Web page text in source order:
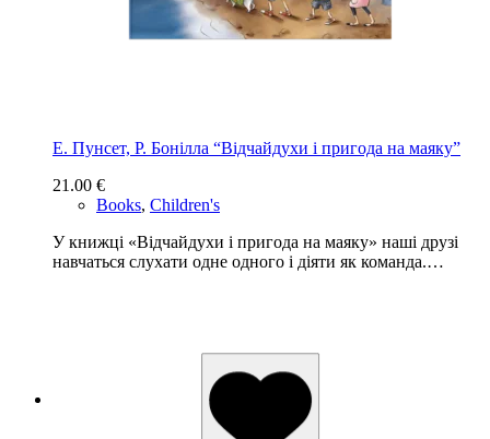
Е. Пунсет, Р. Бонілла “Відчайдухи і пригода на маяку”
21.00 €
Books, Children's
У книжці «Відчайдухи і пригода на маяку» наші друзі
навчаться слухати одне одного і діяти як команда.…